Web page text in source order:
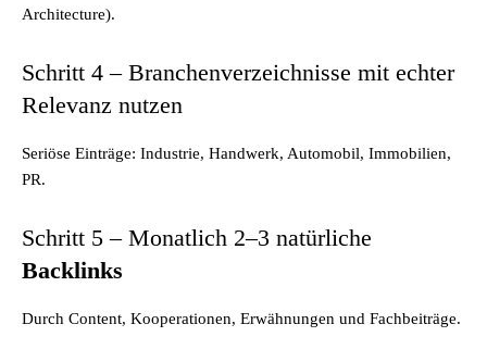
Architecture).
Schritt 4 – Branchenverzeichnisse mit echter
Relevanz nutzen
Seriöse Einträge: Industrie, Handwerk, Automobil, Immobilien,
PR.
Schritt 5 – Monatlich 2–3 natürliche
Backlinks
Durch Content, Kooperationen, Erwähnungen und Fachbeiträge.